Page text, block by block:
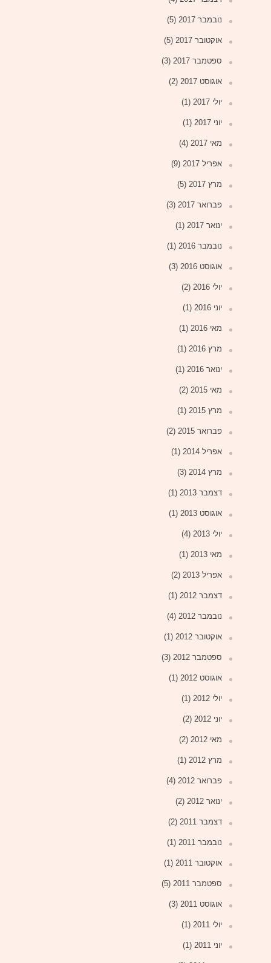
נובמבר 2017 (5)
אוקטובר 2017 (5)
ספטמבר 2017 (3)
אוגוסט 2017 (2)
יולי 2017 (1)
יוני 2017 (1)
מאי 2017 (4)
אפריל 2017 (9)
מרץ 2017 (5)
פברואר 2017 (3)
ינואר 2017 (1)
נובמבר 2016 (1)
אוגוסט 2016 (3)
יולי 2016 (2)
יוני 2016 (1)
מאי 2016 (1)
מרץ 2016 (1)
ינואר 2016 (1)
מאי 2015 (2)
מרץ 2015 (1)
פברואר 2015 (2)
אפריל 2014 (1)
מרץ 2014 (3)
דצמבר 2013 (1)
אוגוסט 2013 (1)
יולי 2013 (4)
מאי 2013 (1)
אפריל 2013 (2)
דצמבר 2012 (1)
נובמבר 2012 (4)
אוקטובר 2012 (1)
ספטמבר 2012 (3)
אוגוסט 2012 (1)
יולי 2012 (1)
יוני 2012 (2)
מאי 2012 (2)
מרץ 2012 (1)
פברואר 2012 (4)
ינואר 2012 (2)
דצמבר 2011 (2)
נובמבר 2011 (1)
אוקטובר 2011 (1)
ספטמבר 2011 (5)
אוגוסט 2011 (3)
יולי 2011 (1)
יוני 2011 (1)